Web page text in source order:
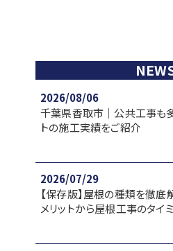
2026/08/06
千葉県香取市｜公共工事も
トの施工実績をご紹介
2026/07/29
【保存版】屋根の種類を徹底
メリットから屋根工事のタイ